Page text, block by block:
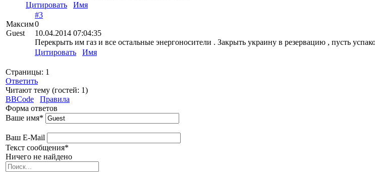
Цитировать
Имя
Максим
Guest
#3
0
10.04.2014 07:04:35
Перекрыть им газ и все остальные энергоносители . Закрыть украину в резервацию , пусть
Цитировать
Имя
Страницы: 1
Ответить
Читают тему (гостей: 1)
BBCode
Правила
Форма ответов
Ваше имя*
Ваш E-Mail
Текст сообщения*
Ничего не найдено